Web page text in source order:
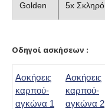
Golden 5x Σκληρό
Οδηγοί ασκήσεων :
Ασκήσεις
καρπού-
αγκώνα 1
Ασκήσεις
καρπού-
αγκώνα 2